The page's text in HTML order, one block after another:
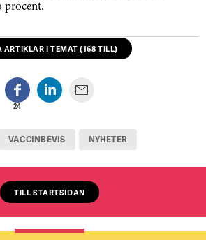
procent.
ARTIKLAR I TEMAT (168 TILL)
24
VACCINBEVIS NYHETER
TILL STARTSIDAN